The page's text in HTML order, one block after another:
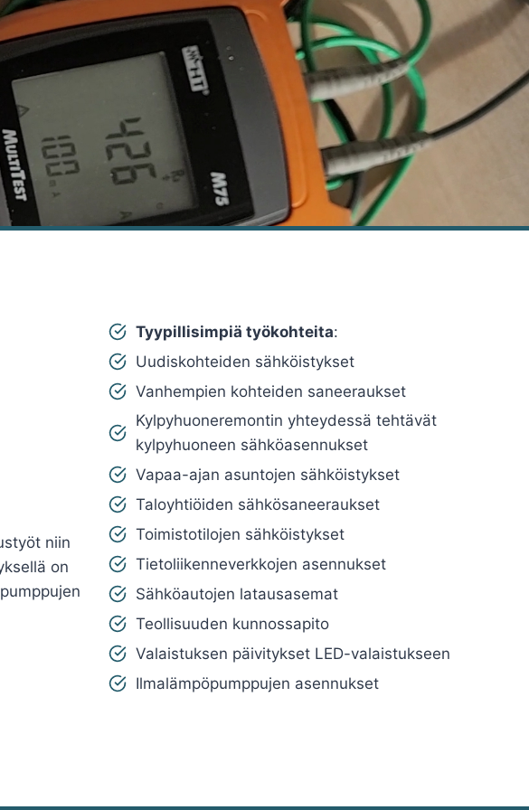
niin
on
Tyypillisimpiä työkohteita:
Uudiskohteiden sähköistykset
Vanhempien kohteiden saneeraukset
Kylpyhuoneremontin yhteydessä tehtävät
kylpyhuoneen sähköasennukset
Vapaa-ajan asuntojen sähköistykset
Taloyhtiöiden sähkösaneeraukset
Toimistotilojen sähköistykset
Tietoliikenneverkkojen asennukset
Sähköautojen latausasemat
Teollisuuden kunnossapito
Valaistuksen päivitykset LED-valaistukseen
Ilmalämpöpumppujen asennukset